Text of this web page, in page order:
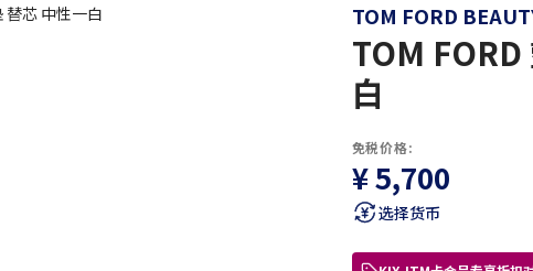
TOM FORD
TOM
白
免税价格:
¥ 5,700
选择货币